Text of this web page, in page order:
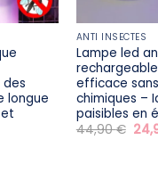
longue
ANTI INSECTES
Lampe led
efficace
chimiques –
paisibles en
44,90€ Le
prix